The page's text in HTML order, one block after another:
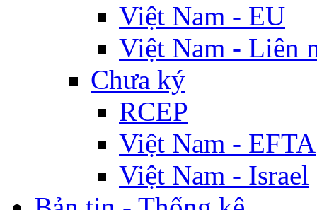
Việt Nam - EU
Việt Nam - Liên
Chưa ký
RCEP
Việt Nam - EFTA
Việt Nam - Israel